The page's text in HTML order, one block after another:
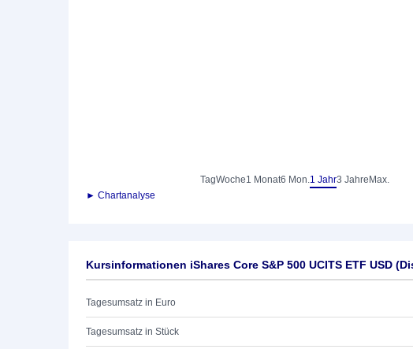
TagWoche1 Monat6 Mon.1 Jahr3 Jahre Max.
► Chartanalyse
Kursinformationen iShares Core S&P 500 UCITS ETF USD
Tagesumsatz in Euro
Tagesumsatz in Stück